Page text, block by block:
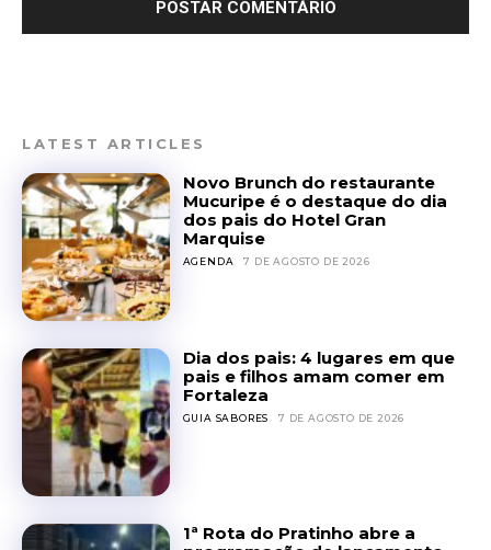
LATEST ARTICLES
Novo Brunch do restaurante
Mucuripe é o destaque do dia
dos pais do Hotel Gran
Marquise
AGENDA 7 DE AGOSTO DE 2026
Dia dos pais: 4 lugares em que
pais e filhos amam comer em
Fortaleza
GUIA SABORES 7 DE AGOSTO DE 2026
1ª Rota do Pratinho abre a